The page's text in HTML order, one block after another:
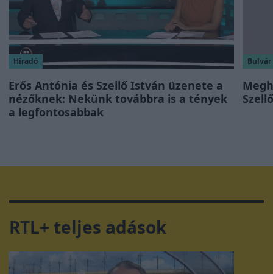
Híradó
Erős Antónia és Szellő István üzenete a
nézőknek: Nekünk továbbra is a tények
a legfontosabbak
Bulvár
RTL+ teljes adások